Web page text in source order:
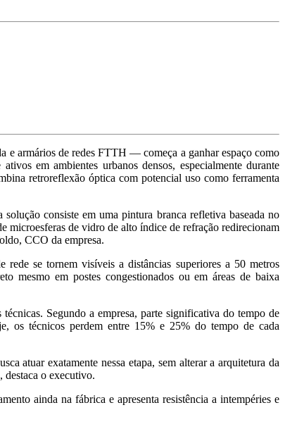
e armários de redes FTTH — começa a ganhar espaço como
em ambientes urbanos densos, especialmente durante
retroreflexão óptica com potencial uso como ferramenta
consiste em uma pintura branca refletiva baseada no
de vidro de alto índice de refração redirecionam
CCO da empresa.
se tornem visíveis a distâncias superiores a 50 metros
mesmo em postes congestionados ou em áreas de baixa
Segundo a empresa, parte significativa do tempo de
os técnicos perdem entre 15% e 25% do tempo de cada
atuar exatamente nessa etapa, sem alterar a arquitetura da
destaca o executivo.
ainda na fábrica e apresenta resistência a intempéries e